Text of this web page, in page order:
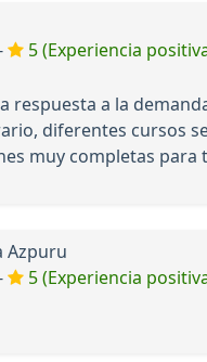
5 (Experiencia
respuesta a la
diferentes cursos
muy completas para
Azpuru
5 (Experiencia